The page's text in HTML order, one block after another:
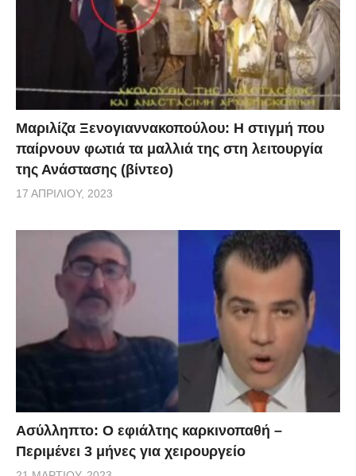
αν και υπήρχαν καλοί μάγειρες, με αποτέλεσμα στο
μυαλό μου να μην με έχω ούτε στο τελικό». Τέλος
αυτό που προκάλεσε έκπληξη ήταν η δήλωση της
ότι…βλέπει και το ελληνικό MasterChef, καθώς έτυχε
το Γενάρη να βρίσκεται στην Κρήτη όπου και
παρακολούθησε την προσπάθεια των παικτών στο
MasterChef 3.
Μαριλίζα Ξενογιαννακοπούλου: Η στιγμή που
παίρνουν φωτιά τα μαλλιά της στη λειτουργία
της Ανάστασης (βίντεο)
17 ΑΠΡΙΛΊΟΥ, 2023
Ασύλληπτο: Ο εφιάλτης καρκινοπαθή –
Περιμένει 3 μήνες για χειρουργείο